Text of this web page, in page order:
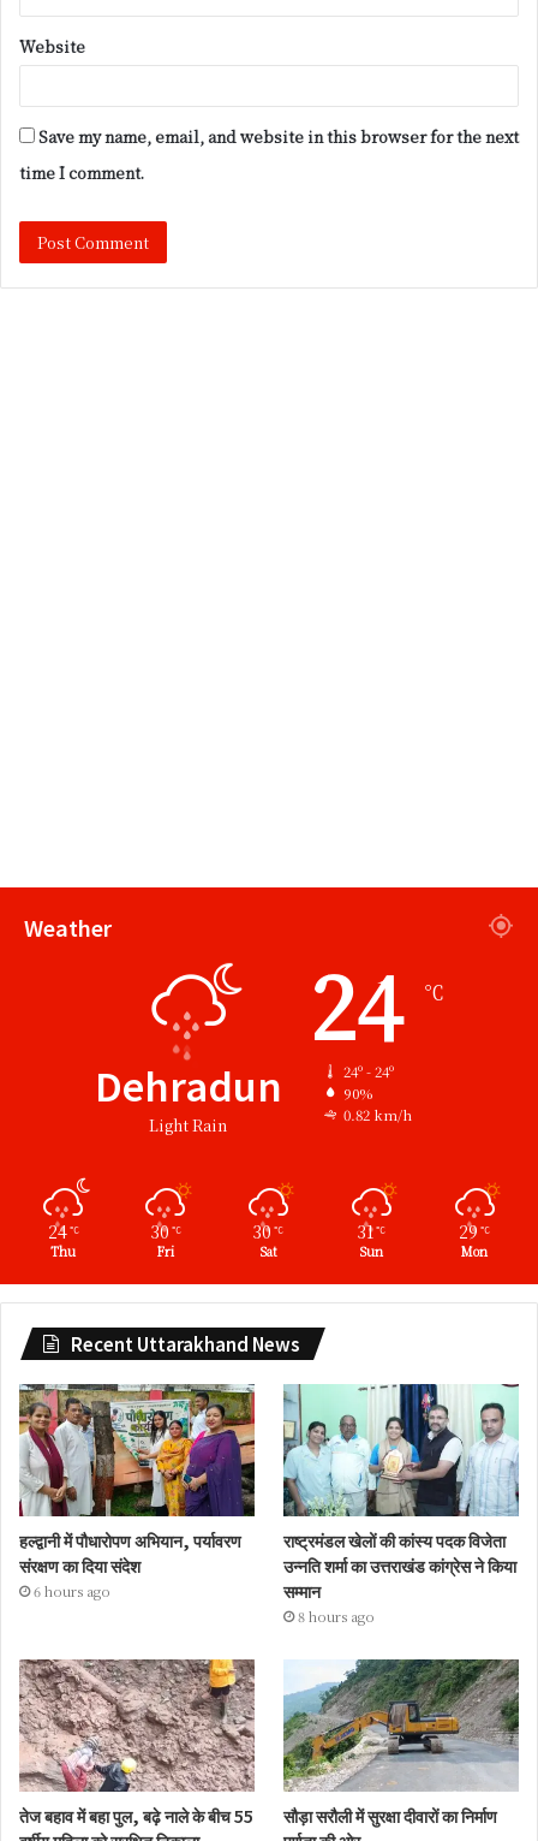
Website
Save my name, email, and website in this browser for the next
time I comment.
Weather
Dehradun
Light Rain
24 ℃
24º - 24º
90%
0.82 km/h
24 ℃
Thu
30 ℃
Fri
30 ℃
Sat
31℃
Sun
29 ℃
Mon
Recent Uttarakhand News
हल्द्वानी में पौधारोपण अभियान, पर्यावरण
संरक्षण का दिया संदेश
6 hours ago
राष्ट्रमंडल खेलों की कांस्य पदक विजेता
उन्नति शर्मा का उत्तराखंड कांग्रेस ने किया
सम्मान
8 hours ago
तेज बहाव में बहा पुल, बढ़े नाले के बीच 55
सौड़ा सरौली में सुरक्षा दीवारों का निर्माण